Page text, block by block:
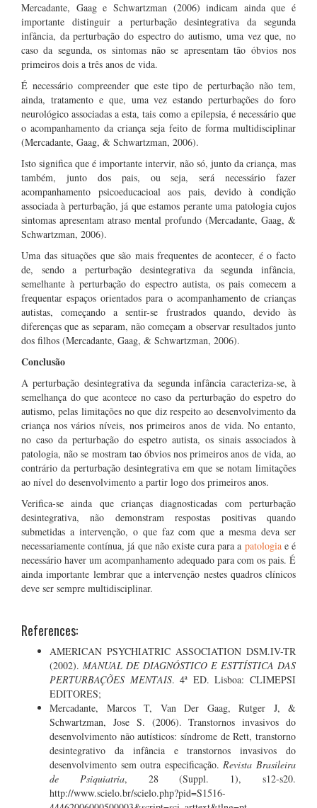
Mercadante, Gaag e Schwartzman (2006) indicam ainda que é
importante distinguir a perturbação desintegrativa da segunda
infância, da perturbação do espectro do autismo, uma vez que, no
caso da segunda, os sintomas não se apresentam tão óbvios nos
primeiros dois a três anos de vida.
É necessário compreender que este tipo de perturbação não tem,
ainda, tratamento e que, uma vez estando perturbações do foro
neurológico associadas a esta, tais como a epilepsia, é necessário que
o acompanhamento da criança seja feito de forma multidisciplinar
(Mercadante, Gaag, & Schwartzman, 2006).
Isto significa que é importante intervir, não só, junto da criança, mas
também, junto dos pais, ou seja, será necessário fazer
acompanhamento psicoeducacioal aos pais, devido à condição
associada à perturbação, já que estamos perante uma patologia cujos
sintomas apresentam atraso mental profundo (Mercadante, Gaag, &
Schwartzman, 2006).
Uma das situações que são mais frequentes de acontecer, é o facto
de, sendo a perturbação desintegrativa da segunda infância,
semelhante à perturbação do espectro autista, os pais comecem a
frequentar espaços orientados para o acompanhamento de crianças
autistas, começando a sentir-se frustrados quando, devido às
diferenças que as separam, não começam a observar resultados junto
dos filhos (Mercadante, Gaag, & Schwartzman, 2006).
Conclusão
A perturbação desintegrativa da segunda infância caracteriza-se, à
semelhança do que acontece no caso da perturbação do espetro do
autismo, pelas limitações no que diz respeito ao desenvolvimento da
criança nos vários níveis, nos primeiros anos de vida. No entanto,
no caso da perturbação do espetro autista, os sinais associados à
patologia, não se mostram tao óbvios nos primeiros anos de vida, ao
contrário da perturbação desintegrativa em que se notam limitações
ao nível do desenvolvimento a partir logo dos primeiros anos.
Verifica-se ainda que crianças diagnosticadas com perturbação
desintegrativa, não demonstram respostas positivas quando
submetidas a intervenção, o que faz com que a mesma deva ser
necessariamente contínua, já que não existe cura para a patologiae é
necessário haver um acompanhamento adequado para com os pais. É
ainda importante lembrar que a intervenção nestes quadros clínicos
deve ser sempre multidisciplinar.
References:
AMERICAN PSYCHIATRIC ASSOCIATION DSM.IV-TR
(2002). MANUAL DE DIAGNÓSTICO E ESTTÍSTICA DAS
PERTURBAÇÕES MENTAIS. 4ª ED. Lisboa: CLIMEPSI
EDITORES;
Mercadante, Marcos T, Van Der Gaag, Rutger J, &
Schwartzman, Jose S. (2006). Transtornos invasivos do
desenvolvimento não autísticos: síndrome de Rett, transtorno
desintegrativo da infância e transtornos invasivos do
desenvolvimento sem outra especificação.Revista Brasileira
de Psiquiatria, 28 (Suppl. 1), s12-s20.
http://www.scielo.br/scielo.php?pid=S1516-